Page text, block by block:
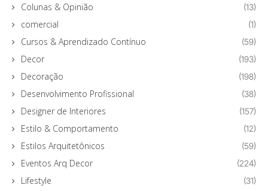
Colunas & Opinião (13)
comercial (1)
Cursos & Aprendizado Contínuo (59)
Decor (193)
Decoração (198)
Desenvolvimento Profissional (38)
Designer de Interiores (157)
Estilo & Comportamento (12)
Estilos Arquitetônicos (59)
Eventos Arq Decor (224)
Lifestyle (31)